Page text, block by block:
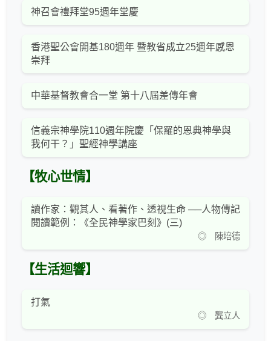
神召會禮拜堂95週年堂慶
香港聖公會開基180週年 暨教省成立25週年感恩
崇拜
中華基督教會合一堂 第十八屆差傳年會
信義宗神學院110週年院慶「保羅的恩典神學與
我何干？」聖經神學講座
【牧心世情】
讀作家：觀其人、看著作、透視生命 ──人物傳記
閱讀範例：《全民神學家巴刻》(三)
◎ 陳培德
【生活迴響】
打氣
◎ 龔立人